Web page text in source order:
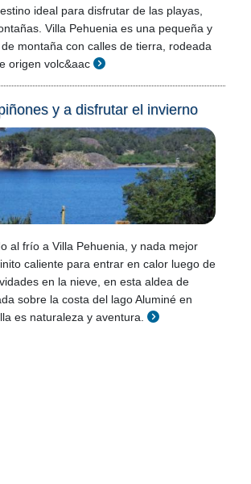
ideal para disfrutar de las playas,
Villa Pehuenia es una pequeña y
montaña con calles de tierra, rodeada
origen volc&aac
y a disfrutar el invierno
al frío a Villa Pehuenia, y nada mejor
caliente para entrar en calor luego de
en la nieve, en esta aldea de
sobre la costa del lago Aluminé en
es naturaleza y aventura.